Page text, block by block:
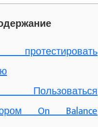
On Balance